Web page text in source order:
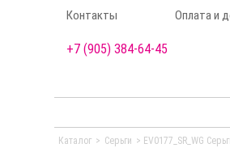
Контакты Оплата и
+7 (905) 384-64-45
Каталог > Серьги > EV0177_SR_WG